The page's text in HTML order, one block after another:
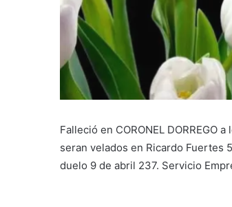
Falleció en CORONEL DORREGO
seran velados en Ricardo Fuertes
duelo 9 de abril 237. Servicio